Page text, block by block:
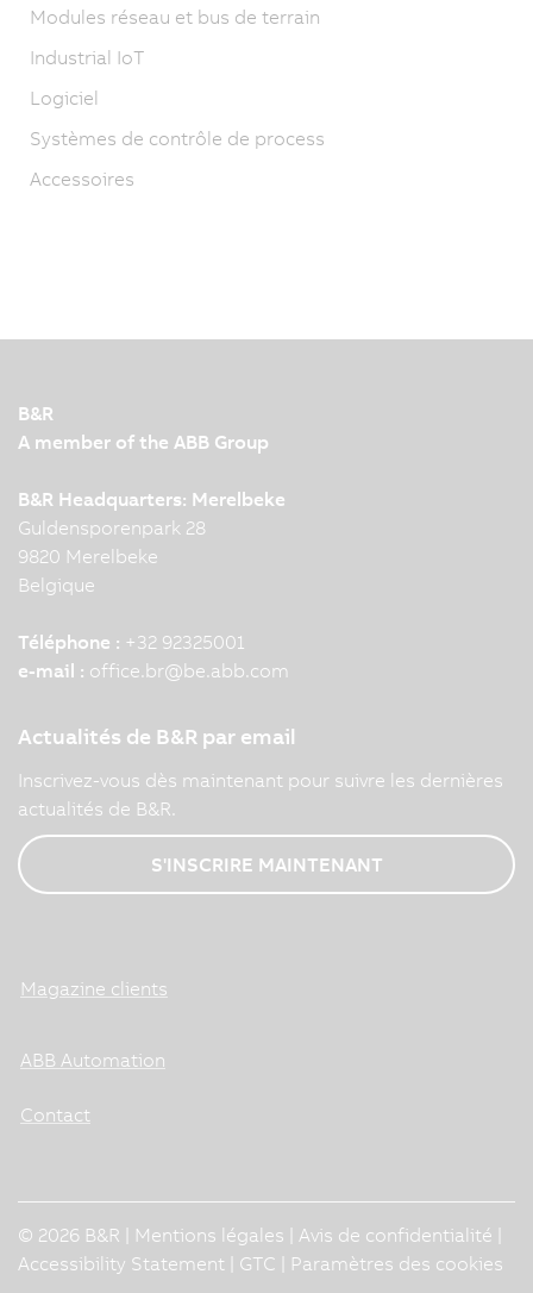
Modules réseau et bus de terrain
Industrial IoT
Logiciel
Systèmes de contrôle de process
Accessoires
B&R
A member of the ABB Group
B&R Headquarters: Merelbeke
Guldensporenpark 28
9820 Merelbeke
Belgique
Téléphone : +32 92325001
e-mail : office.br@be.abb.com
Actualités de B&R par email
Inscrivez-vous dès maintenant pour suivre les dernières
actualités de B&R.
S'INSCRIRE MAINTENANT
Magazine clients
ABB Automation
Contact
© 2026 B&R | Mentions légales Avis de confidentialité
Accessibility Statement
GTC Paramètres des cookies